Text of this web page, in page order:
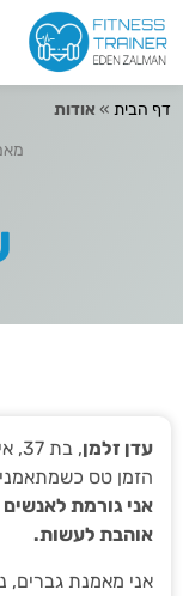
דף הבית » אודות
עדן זלמן
הזמן טס
אני גורמת לאנשים
אוהבת לעשות.